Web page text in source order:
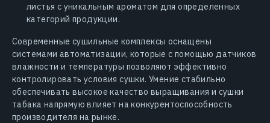
листья с уникальным ароматом для определенных
категорий продукции.
Современные сушильные комплексы оснащены
системами автоматизации, которые с помощью датчиков
влажности и температуры позволяют эффективно
контролировать условия сушки. Умение стабильно
обеспечивать высокое качество выращивания и сушки
табака напрямую влияет на конкурентоспособность
производителя на рынке.